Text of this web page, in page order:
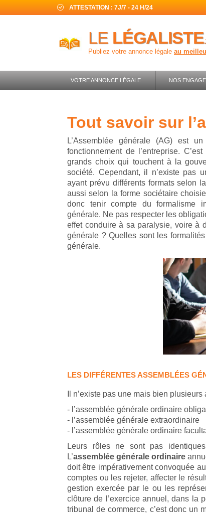
ATTESTATION : 7J/7 - 24 H/24
LE LÉGALISTE
Publiez votre annonce légale au
VOTRE ANNONCE LÉGALE NOS
tout savoir sur
L’Assemblée générale (AG) est
fonctionnement de l’entreprise.
grands choix qui touchent à la
société. Cependant, il n’existe pas
ayant prévu différents formats selon
aussi selon la forme sociétaire
donc tenir compte du formalisme
générale. Ne pas respecter les
effet conduire à sa paralysie, voire à
générale ? Quelles sont les
générale.
LES DIFFÉRENTES ASSEMBLÉES
Il n’existe pas une mais bien
- l’assemblée générale ordinaire
- l’assemblée générale extraordinaire
- l’assemblée générale ordinaire
Leurs rôles ne sont pas
L’assemblée générale ordinaire
doit être impérativement convoquée
comptes ou les rejeter, affecter le
gestion exercée par le ou les
clôture de l’exercice annuel, dans la
tribunal de commerce, c’est donc un